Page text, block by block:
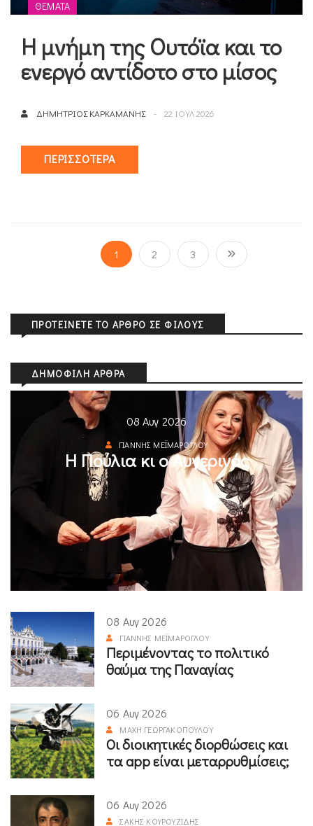
ΘΈΜΑΤΑ
Η μνήμη της Ουτόϊα και το
ενεργό αντίδοτο στο μίσος
ΔΗΜΉΤΡΙΟΣ ΚΑΡΚΑΜΆΝΗΣ 22 ΙΟΥΛ 2026
ΠΕΡΙΣΣΌΤΕΡΑ
1 2 3
ΠΡΟΤΕΊΝΕΤΕ ΤΟ ΆΡΘΡΟ ΣΕ ΦΊΛΟΥΣ
ΔΗΜΟΦΙΛΉ ΆΡΘΡΑ
08 Αυγ 2026
ΓΙΆΝΝΗΣ ΜΕΪΜΆΡΟΓΛΟΥ
Η Πούλια κι ο Αυγερινός
08 Αυγ 2026
ΓΙΆΝΝΗΣ ΜΕΪΜΆΡΟΓΛΟΥ
Περιμένοντας το πολιτικό
θαύμα της Παναγίας
06 Αυγ 2026
ΜΆΧΗ ΓΕΩΡΓΑΚΟΠΟΎΛΟΥ
Οι διοικητικές διορθώσεις και
τα app είναι μεταρρυθμίσεις;
06 Αυγ 2026
ΣΆΚΗΣ ΚΟΥΡΟΥΖΊΔΗΣ